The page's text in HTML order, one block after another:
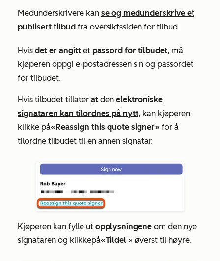
Medunderskrivere kan se og medunderskrive et
publisert tilbud fra oversiktssiden for tilbud.
Hvis det er angitt et passord for tilbudet, må
kjøperen oppgi e-postadressen sin og passordet
for tilbudet.
Hvis tilbudet tillater at den elektroniske
signataren kan tilordnes på nytt, kan kjøperen
klikke på«Reassign this quote signer» for å
tilordne tilbudet til en annen signatar.
Kjøperen kan fylle ut opplysningene om den nye
signataren og klikkepå«Tildel » øverst til høyre.